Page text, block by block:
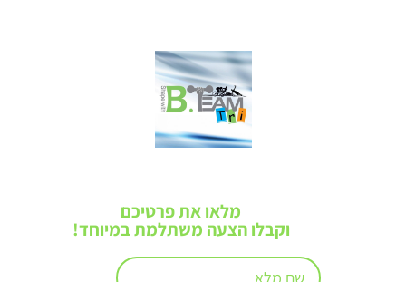
מלאו את פרטיכם
וקבלו הצעה משתלמת במיוחד!